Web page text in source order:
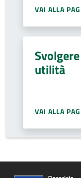
VAI ALLA
utilità
VAI ALLA